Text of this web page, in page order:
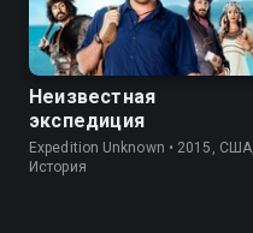
Неизвестная
экспедиция
Expedition Unknown • 2015, США,
История